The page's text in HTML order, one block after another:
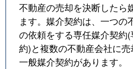
不動産の売却を決断したら
ます。媒介契約は、一つの
の依頼をする専任媒介契約
約)と複数の不動産会社に
一般媒介契約があります。